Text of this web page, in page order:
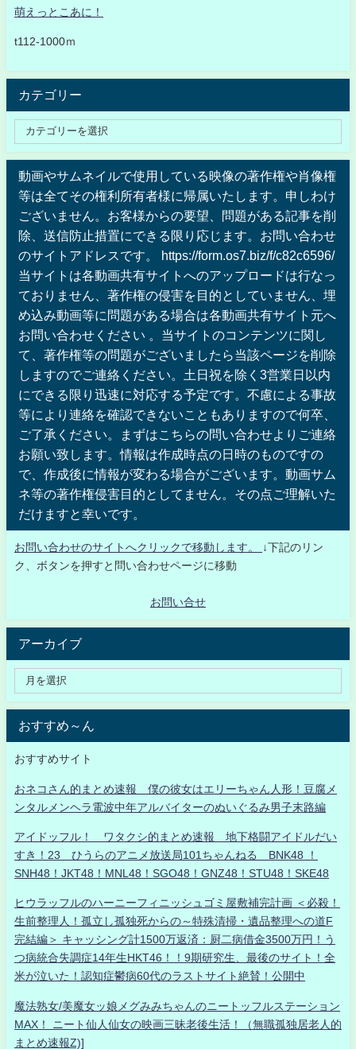
萌えっとこあに！
t112-1000ｍ
カテゴリー
動画やサムネイルで使用している映像の著作権や肖像権
等は全てその権利所有者様に帰属いたします。申しわけ
ございません。お客様からの要望、問題がある記事を削
除、送信防止措置にできる限り応じます。お問い合わせ
のサイトアドレスです。 https://form.os7.biz/f/c82c6596/
当サイトは各動画共有サイトへのアップロードは行なっ
ておりません、著作権の侵害を目的としていません、埋
め込み動画等に問題がある場合は各動画共有サイト元へ
お問い合わせください 。当サイトのコンテンツに関し
て、著作権等の問題がございましたら当該ページを削除
しますのでご連絡ください。土日祝を除く3営業日以内
にできる限り迅速に対応する予定です。不慮による事故
等により連絡を確認できないこともありますので何卒、
ご了承ください。まずはこちらの問い合わせよりご連絡
お願い致します。情報は作成時点の日時のものですの
で、作成後に情報が変わる場合がございます。動画サム
ネ等の著作権侵害目的としてません。その点ご理解いた
だけますと幸いです。
お問い合わせのサイトへクリックで移動します。
↓下記のリン
ク、ボタンを押すと問い合わせページに移動
お問い合せ
アーカイブ
おすすめ～ん
おすすめサイト
おネコさん的まとめ速報 僕の彼女はエリーちゃん人形！豆腐メ
ンタルメンヘラ電波中年アルバイターのぬいぐるみ男子末路編
アイドッフル！ ワタクシ的まとめ速報 地下格闘アイドルだい
すき！23 ひうらのアニメ放送局101ちゃんねる BNK48 ！
SNH48！JKT48！MNL48！SGO48！GNZ48！STU48！SKE48
ヒウラッフルのハーニーフィニッシュゴミ屋敷補完計画 ＜必殺！
生前整理人！孤立し孤独死からの～特殊清掃・遺品整理への道F
完結編＞ キャッシング計1500万返済：厨二病借金3500万円！う
つ病統合失調症14年生HKT46！！9期研究生、最後のサイト！全
米が泣いた！認知症鬱病60代のラストサイト絶賛！公開中
魔法熟女/美魔女ッ娘メグみみちゃんのニートッフルステーション
MAX！ ニート仙人仙女の映画三昧老後生活！（無職孤独居老人的
まとめ速報Z)]